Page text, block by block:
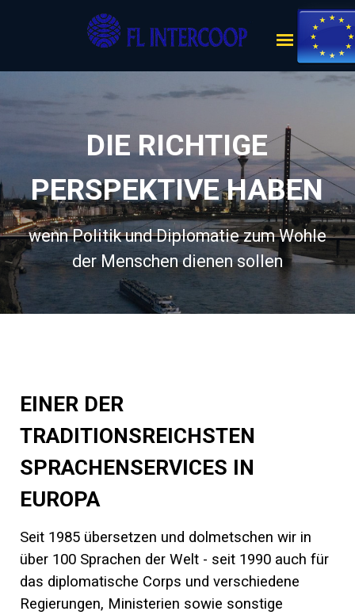
DIE RICHTIGE
PERSPEKTIVE HABEN
wenn Politik und Diplomatie zum Wohle
der Menschen dienen sollen
EINER DER
TRADITIONSREICHSTEN
SPRACHENSERVICES IN
EUROPA
Seit 1985 übersetzen und dolmetschen wir in
über 100 Sprachen der Welt - seit 1990 auch für
das diplomatische Corps und verschiedene
Regierungen, Ministerien sowie sonstige